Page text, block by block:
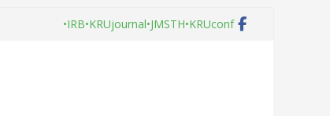
•IRB•KRUjournal•JMSTH•KRUconf